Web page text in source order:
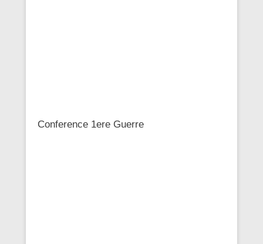
Conference 1ere Guerre